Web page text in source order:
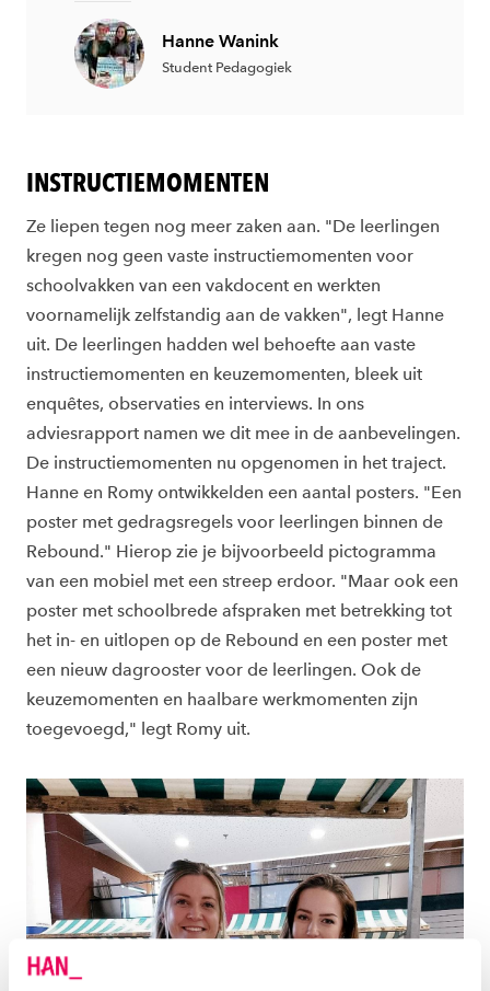
Hanne Wanink
Student Pedagogiek
INSTRUCTIEMOMENTEN
Ze liepen tegen nog meer zaken aan. "De leerlingen
kregen nog geen vaste instructiemomenten voor
schoolvakken van een vakdocent en werkten
voornamelijk zelfstandig aan de vakken", legt Hanne
uit. De leerlingen hadden wel behoefte aan vaste
instructiemomenten en keuzemomenten, bleek uit
enquêtes, observaties en interviews. In ons
adviesrapport namen we dit mee in de aanbevelingen.
De instructiemomenten nu opgenomen in het traject.
Hanne en Romy ontwikkelden een aantal posters. "Een
poster met gedragsregels voor leerlingen binnen de
Rebound." Hierop zie je bijvoorbeeld pictogramma
van een mobiel met een streep erdoor. "Maar ook een
poster met schoolbrede afspraken met betrekking tot
het in- en uitlopen op de Rebound en een poster met
een nieuw dagrooster voor de leerlingen. Ook de
keuzemomenten en haalbare werkmomenten zijn
toegevoegd," legt Romy uit.